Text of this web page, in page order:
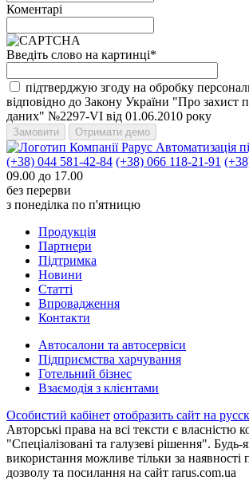
Коментарі
Введіть слово на картинці*
підтверджую згоду на обробку
відповідно до Закону України "Про захист
даних" №2297-VI від 01.06.2010 року
Автоматизація
(+38) 044 581-42-84 (+38) 066 118-21-91
09.00 до 17.00
без перерви
з понеділка по п'ятницю
Продукцiя
Партнери
Пiдтримка
Новини
Статті
Впровадження
Контакти
Автосалони та автосервіси
Підприємства харчування
Готельний бізнес
Взаємодія з клієнтами
Особистий кабінет отобразить сайт на
Авторські права на всі тексти є власністю
"Спеціалізовані та галузеві рішення". Будь-
використання можливе тільки за наявності
дозволу та посилання на сайт rarus.com.ua